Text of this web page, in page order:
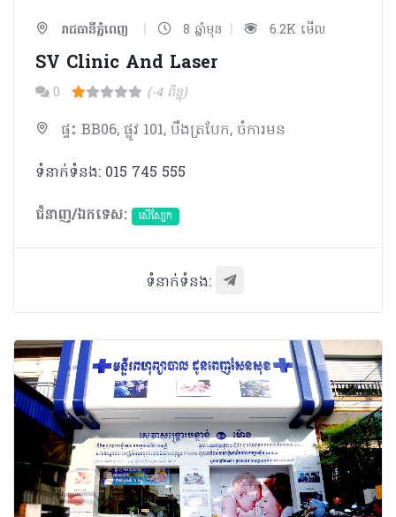
រាជធានីភ្នំពេញ | 8 ឆ្នាំមុន | 6.2K មើល
SV Clinic And Laser
0 (-4 ពិន្ទុ)
ផ្ទះ BB06, ផ្លូវ 101, បឹងត្របែក, ចំការមន
ទំនាក់ទំនង: 015 745 555
ជំនាញ/ឯកទេស:
សើស្បែក
ទំនាក់ទំនង: